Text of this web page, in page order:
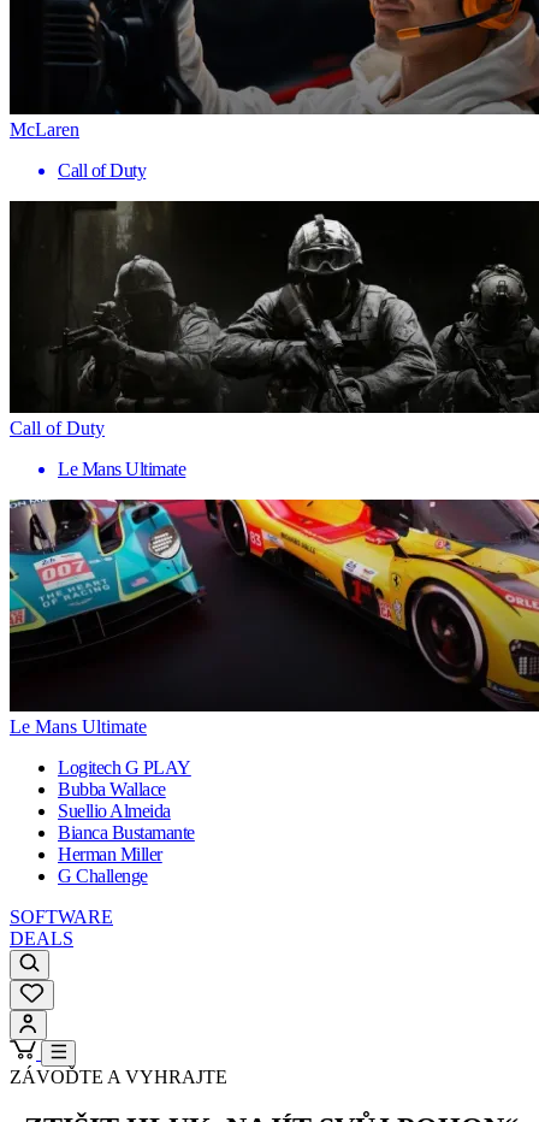
McLaren
Call of Duty
Call of Duty
Le Mans Ultimate
Le Mans Ultimate
Logitech G PLAY
Bubba Wallace
Suellio Almeida
Bianca Bustamante
Herman Miller
G Challenge
SOFTWARE
DEALS
ZÁVOĎTE A VYHRAJTE